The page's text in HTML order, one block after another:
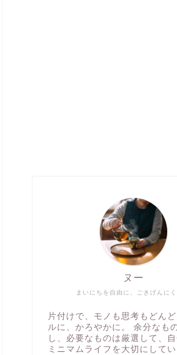
まいにちを自由に、ごきげんに
ヌー
片付けで、モノも思考もどん
ルに、かろやかに。 余分なも
し、必要なものは厳選して、
ミニマムライフを大切にして